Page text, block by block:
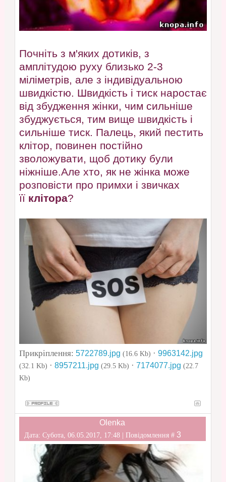
Почніть з м'яких дотиків, з
амплітудою руху близько 2-3
міліметрів, але з індивідуальною
швидкістю. Швидкість і тиск наростає
від збудження жінки, чим сильніше
збуджується, тим вище швидкість і
сильніше тиск. Палець, який пестить
клітор, повинен постійно
зволожувати, щоб дотику були
ніжніше.Але хто, як не жінка може
розповісти про примхи і звичках
її клітора?
Прикріплення: 5722789.jpg (16.6 Kb) · 9963142.jpg
(32.1 Kb) · 8957211.jpg (29.5 Kb) · 7174077.jpg (22.7
Kb)
Olenka
Дата: Субота, 06.05.2017, 17:48 | Повідомлення # 3